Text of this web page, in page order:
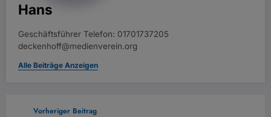
Hans
Geschäftsführer Telefon: 01701737205
deckenhoff@medienverein.org
Alle Beiträge Anzeigen
Vorheriger Beitrag